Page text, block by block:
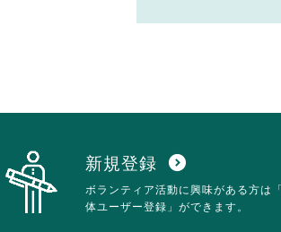
新規登録 expand_circle_down
ボランティア活動に興味がある方は
体ユーザー登録」ができます。